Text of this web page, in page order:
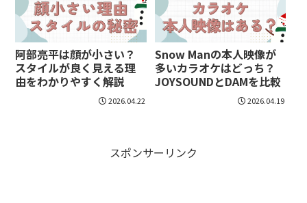
阿部亮平は顔が小さい？
スタイルが良く見える理
由をわかりやすく解説
2026.04.22
Snow Manの本人映像が
多いカラオケはどっち？
JOYSOUNDとDAMを比較
2026.04.19
スポンサーリンク